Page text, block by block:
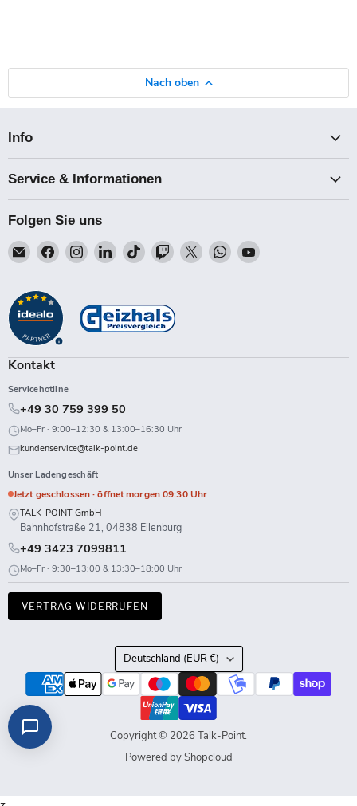
Nach oben
Info
Service & Informationen
Folgen Sie uns
Email
Talk-
Finden
Sie
auf
Facebook
Finden
Sie
auf
Instagram
Finden
Sie
auf
LinkedIn
Finden
Sie
auf
TikTok
Finden
Sie
Twitch
Finden
Sie
Finden
Sie
Finden
Kontakt
Servicehotline
+49 30 759 399 50
Mo–Fr · 9:00–12:30 & 13:00–16:30 Uhr
kundenservice@talk-point.de
Unser Ladengeschäft
Jetzt geschlossen · öffnet morgen 09:30 Uhr
TALK-POINT GmbH
Bahnhofstraße 21, 04838 Eilenburg
+49 3423 7099811
Mo–Fr · 9:30–13:00 & 13:30–18:00 Uhr
VERTRAG WIDERRUFEN
Land
Deutschland (EUR €)
Copyright © 2026 Talk-Point.
Powered by Shopcloud